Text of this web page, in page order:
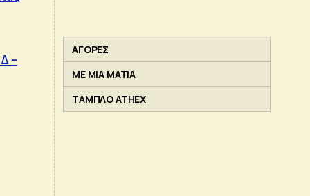
–
ΑΓΟΡΕΣ
ΜΕ ΜΙΑ ΜΑΤΙΑ
ΤΑΜΠΛΟ ATHEX